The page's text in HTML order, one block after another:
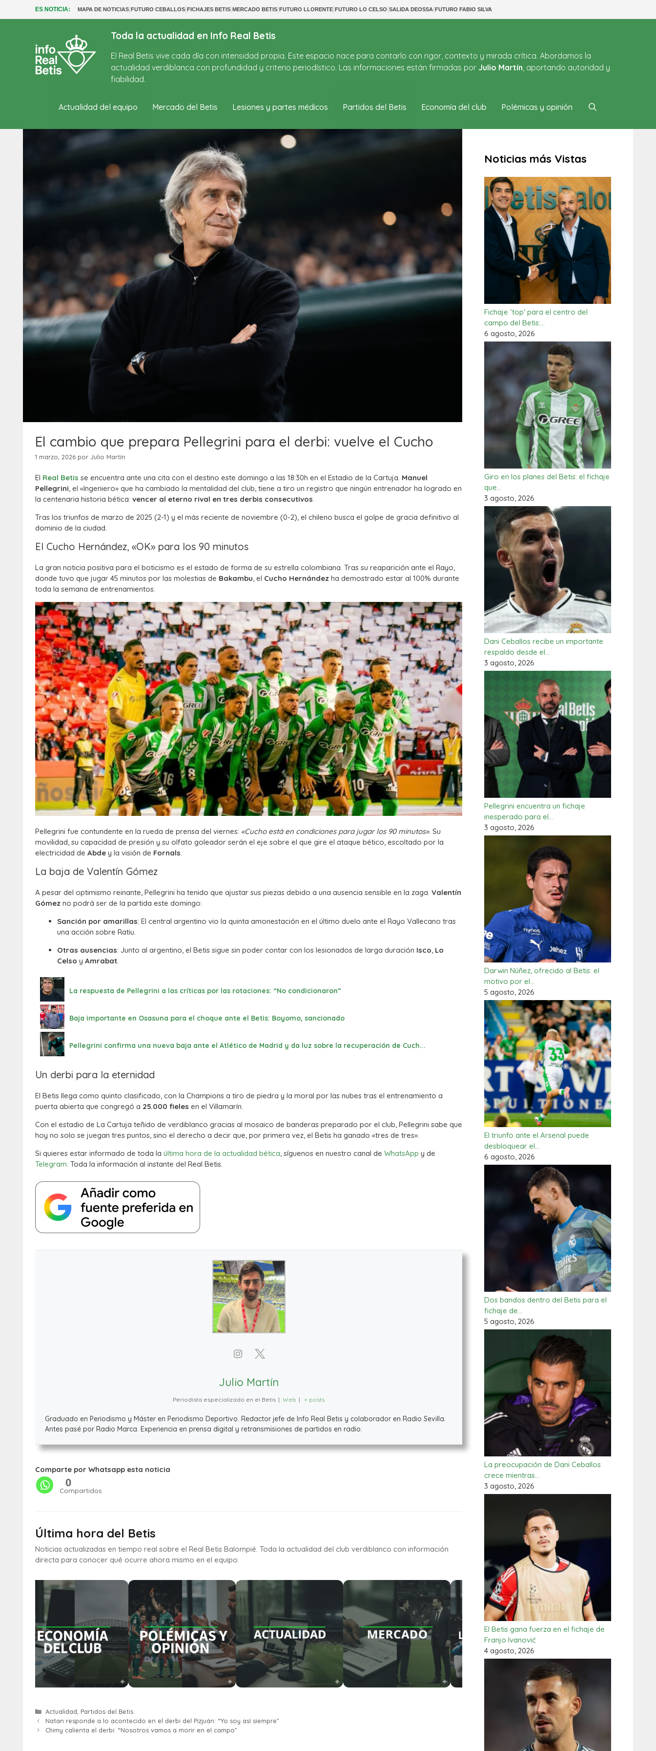
ES NOTICIA: MAPA DE NOTICIAS|FUTURO CEBALLOS|FICHAJES BETIS|MERCADO BETIS|FUTURO LLORENTE|FUTURO LO CELSO|SALIDA DEOSSA|FUTURO FABIO SILVA
Toda la actualidad en Info Real Betis
El Real Betis vive cada día con intensidad propia. Este espacio nace para contarlo con rigor, contexto y mirada crítica. Abordamos la
actualidad verdiblanca con profundidad y criterio periodístico. Las informaciones están firmadas por Julio Martín, aportando autoridad y
fiabilidad.
Actualidad del equipo Mercado del Betis Lesiones y partes médicos Partidos del Betis Economía del club Polémicas y opinión
El cambio que prepara Pellegrini para el derbi: vuelve el Cucho
1 marzo, 2026 por Julio Martín
El Real Betis se encuentra ante una cita con el destino este domingo a las 18:30h en el Estadio de la Cartuja. Manuel
Pellegrini, el «Ingeniero» que ha cambiado la mentalidad del club, tiene a tiro un registro que ningún entrenador ha logrado en
la centenaria historia bética: vencer al eterno rival en tres derbis consecutivos.
Tras los triunfos de marzo de 2025 (2-1) y el más reciente de noviembre (0-2), el chileno busca el golpe de gracia definitivo al
dominio de la ciudad.
El Cucho Hernández, «OK» para los 90 minutos
La gran noticia positiva para el boticismo es el estado de forma de su estrella colombiana. Tras su reaparición ante el Rayo,
donde tuvo que jugar 45 minutos por las molestias de Bakambu, el Cucho Hernández ha demostrado estar al 100% durante
toda la semana de entrenamientos.
Pellegrini fue contundente en la rueda de prensa del viernes: «Cucho está en condiciones para jugar los 90 minutos». Su
movilidad, su capacidad de presión y su olfato goleador serán el eje sobre el que gire el ataque bético, escoltado por la
electricidad de Abde y la visión de Fornals.
La baja de Valentín Gómez
A pesar del optimismo reinante, Pellegrini ha tenido que ajustar sus piezas debido a una ausencia sensible en la zaga. Valentín
Gómez no podrá ser de la partida este domingo:
Sanción por amarillas: El central argentino vio la quinta amonestación en el último duelo ante el Rayo Vallecano tras
una acción sobre Ratiu.
Otras ausencias: Junto al argentino, el Betis sigue sin poder contar con los lesionados de larga duración Isco, Lo
Celso y Amrabat.
La respuesta de Pellegrini a las críticas por las rotaciones: “No condicionaron”
Baja importante en Osasuna para el choque ante el Betis: Boyomo, sancionado
Pellegrini confirma una nueva baja ante el Atlético de Madrid y da luz sobre la recuperación de Cuch...
Un derbi para la eternidad
El Betis llega como quinto clasificado, con la Champions a tiro de piedra y la moral por las nubes tras el entrenamiento a
puerta abierta que congregó a 25.000 fieles en el Villamarín.
Con el estadio de La Cartuja teñido de verdiblanco gracias al mosaico de banderas preparado por el club, Pellegrini sabe que
hoy no solo se juegan tres puntos, sino el derecho a decir que, por primera vez, el Betis ha ganado «tres de tres».
Si quieres estar informado de toda la última hora de la actualidad bética, síguenos en nuestro canal de WhatsApp y de
Telegram. Toda la información al instante del Real Betis.
Julio Martín
Periodista especializado en el Betis | Web | + posts
Graduado en Periodismo y Máster en Periodismo Deportivo. Redactor jefe de Info Real Betis y colaborador en Radio Sevilla.
Antes pasé por Radio Marca. Experiencia en prensa digital y retransmisiones de partidos en radio.
Comparte por Whatsapp esta noticia
0
Compartidos
Última hora del Betis
Noticias actualizadas en tiempo real sobre el Real Betis Balompié. Toda la actualidad del club verdiblanco con información
directa para conocer qué ocurre ahora mismo en el equipo.
Actualidad, Partidos del Betis
Natan responde a lo acontecido en el derbi del Pizjuán: “Yo soy así siempre”
Chimy calienta el derbi: “Nosotros vamos a morir en el campo”
Noticias más Vistas
Fichaje ‘top’ para el centro del
campo del Betis:…
6 agosto, 2026
Giro en los planes del Betis: el fichaje
que…
3 agosto, 2026
Dani Ceballos recibe un importante
respaldo desde el…
3 agosto, 2026
Pellegrini encuentra un fichaje
inesperado para el…
3 agosto, 2026
Darwin Núñez, ofrecido al Betis: el
motivo por el…
5 agosto, 2026
El triunfo ante el Arsenal puede
desbloquear el…
6 agosto, 2026
Dos bandos dentro del Betis para el
fichaje de…
5 agosto, 2026
La preocupación de Dani Ceballos
crece mientras…
3 agosto, 2026
El Betis gana fuerza en el fichaje de
Franjo Ivanović
4 agosto, 2026